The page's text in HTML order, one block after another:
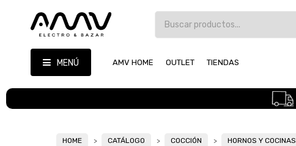
MENÚ AMV HOME OUTLET TIENDAS
HOME CATÁLOGO COCCIÓN HORNOS Y COCINAS